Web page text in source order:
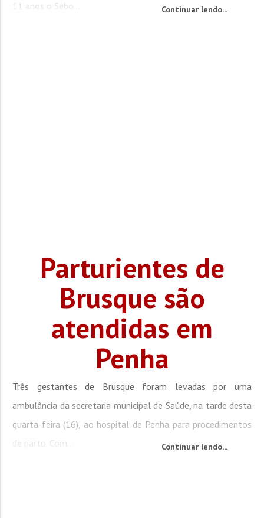
11 anos o Sebo...
Continuar lendo...
Parturientes de
Brusque são
atendidas em
Penha
Três gestantes de Brusque foram levadas por uma
ambulância da secretaria municipal de Saúde, na tarde desta
quarta-feira (16), ao hospital de Penha para procedimentos
de parto. Com...
Continuar lendo...